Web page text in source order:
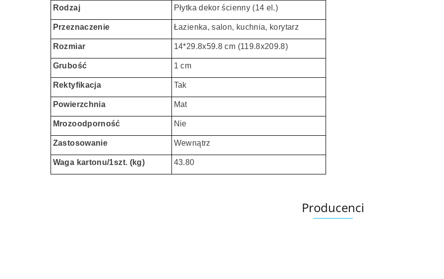
Rodzaj Płytka dekor ścienny (14 el.)
Przeznaczenie Łazienka, salon, kuchnia, korytarz
Rozmiar 14*29.8x59.8 cm (119.8x209.8)
Grubość 1 cm
Rektyfikacja Tak
Powierzchnia Mat
Mrozoodporność Nie
Zastosowanie Wewnątrz
Waga kartonu/1szt. (kg) 43.80
Producenci